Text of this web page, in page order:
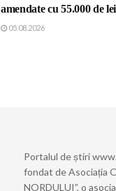
amendate cu 55.000 de lei
05.08.2026
Portalul de știri
fondat de Asociația
NORDULUI”, o